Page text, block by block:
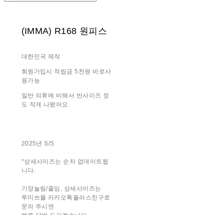
(IMMA) R168 원피스
대한민국 제작
회원가입시 적립금 5천원 바로사
용가능
일반 의류에 비해서 반사이즈 정
도 작게 나왔어요.
2025년 S/S
*상세사이즈는 순차 업데이트됩
니다.
기장늘림/줄임, 상세사이즈는
투미쓰몰 카카오톡플러스친구로
문의 주시면